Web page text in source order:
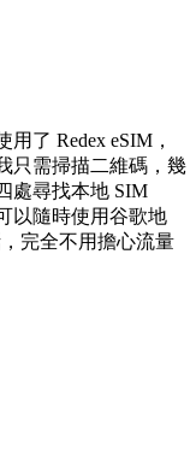
了 Redex eSIM，
需掃描二維碼，幾
處尋找本地 SIM
以隨時使用谷歌地
完全不用擔心流量